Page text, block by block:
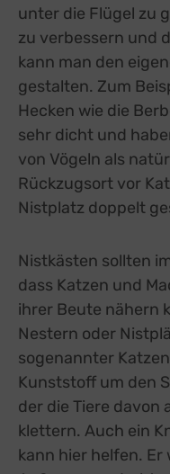
unter die Flügel zu
zu verbessern und
kann man den
gestalten. Zum
Hecken wie die
sehr dicht und
von Vögeln als
Rückzugsort vor
Nistplatz doppelt
Nistkästen sollten
dass Katzen und
ihrer Beute nähern
Nestern oder
sogenannter
Kunststoff um den
der die Tiere davon
klettern. Auch ein
kann hier helfen. Er